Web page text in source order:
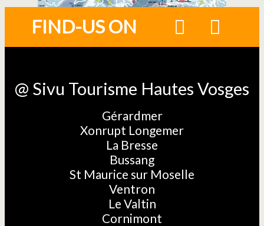
FIND-US ON
@ Sivu Tourisme Hautes Vosges
Gérardmer
Xonrupt Longemer
La Bresse
Bussang
St Maurice sur Moselle
Ventron
Le Valtin
Cornimont